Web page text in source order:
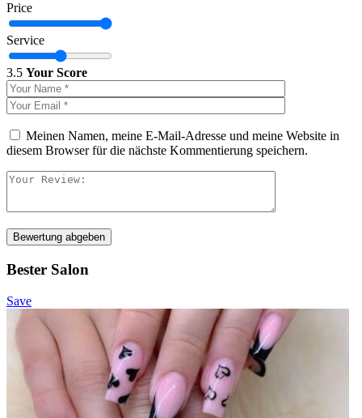
Price
Service
3.5 Your Score
Meinen Namen, meine E-Mail-Adresse und meine Website in
diesem Browser für die nächste Kommentierung speichern.
Bewertung abgeben
Bester Salon
Save